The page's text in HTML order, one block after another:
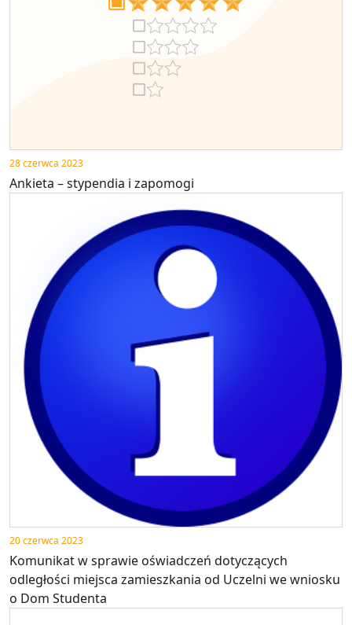
28 czerwca 2023
Ankieta – stypendia i zapomogi
20 czerwca 2023
Komunikat w sprawie oświadczeń dotyczących
odległości miejsca zamieszkania od Uczelni we wniosku
o Dom Studenta